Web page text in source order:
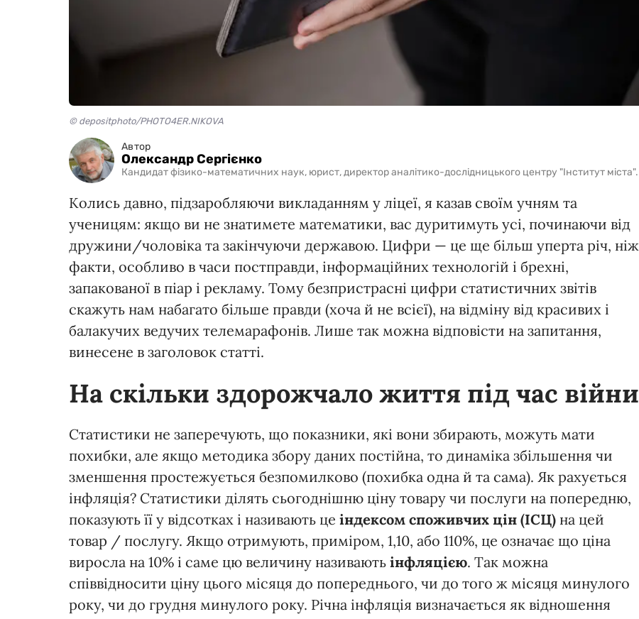
© depositphoto/PHOTO4ER.NIKOVA
Автор
Олександр Сергієнко
Кандидат фізико-математичних наук, юрист, директор аналітико-дослідницького центру "Інститут міста".
Колись давно, підзаробляючи викладанням у ліцеї, я казав своїм учням та
ученицям: якщо ви не знатимете математики, вас дуритимуть усі, починаючи від
дружини/чоловіка та закінчуючи державою. Цифри — це ще більш уперта річ, ніж
факти, особливо в часи постправди, інформаційних технологій і брехні,
запакованої в піар і рекламу. Тому безпристрасні цифри статистичних звітів
скажуть нам набагато більше правди (хоча й не всієї), на відміну від красивих і
балакучих ведучих телемарафонів. Лише так можна відповісти на запитання,
винесене в заголовок статті.
На скільки здорожчало життя під час війни
Статистики не заперечують, що показники, які вони збирають, можуть мати
похибки, але якщо методика збору даних постійна, то динаміка збільшення чи
зменшення простежується безпомилково (похибка одна й та сама). Як рахується
інфляція? Статистики ділять сьогоднішню ціну товару чи послуги на попередню,
показують її у відсотках і називають це індексом споживчих цін (ІСЦ) на цей
товар / послугу. Якщо отримують, приміром, 1,10, або 110%, це означає що ціна
виросла на 10% і саме цю величину називають інфляцією. Так можна
співвідносити ціну цього місяця до попереднього, чи до того ж місяця минулого
року, чи до грудня минулого року. Річна інфляція визначається як відношення